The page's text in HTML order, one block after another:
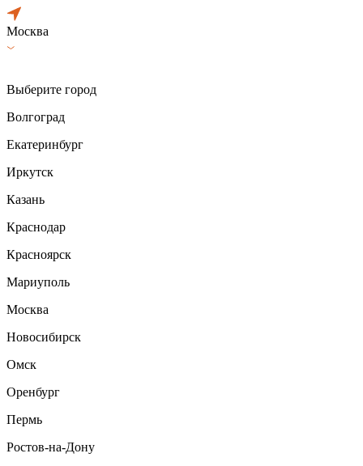
Москва
Выберите город
Волгоград
Екатеринбург
Иркутск
Казань
Краснодар
Красноярск
Мариуполь
Москва
Новосибирск
Омск
Оренбург
Пермь
Ростов-на-Дону